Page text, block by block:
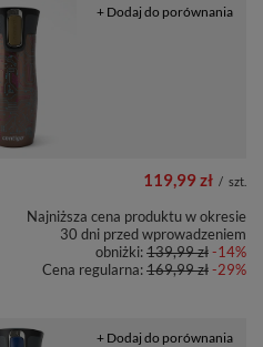
119,99 zł / szt.
Najniższa cena produktu w okresie
30 dni przed wprowadzeniem
obniżki:139,99 zł-14%
Cena regularna:169,99 zł-29%
+ Dodaj do porównania
+ Dodaj do porównania